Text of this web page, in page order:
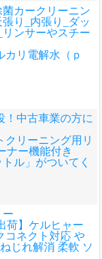
カークリーニン
り_内張り_ダッ
ンサーやスチー
カリ電解水（ｐ
！中古車業の方に
クリーニング用リ
ナー機能付き
ル」がついてく
ー
荷】ケルヒャー
コネクト対応 や
じれ解消 柔軟 ソ